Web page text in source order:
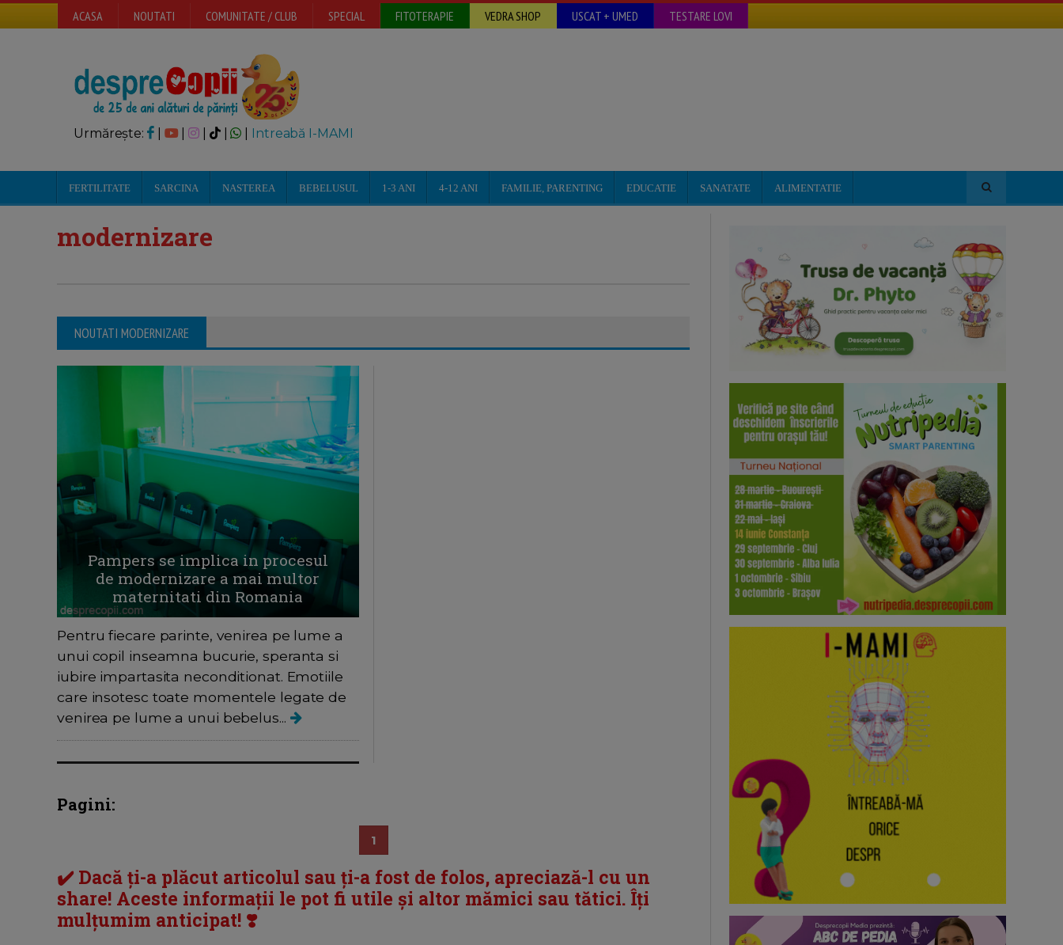
ACASA NOUTATI COMUNITATE / CLUB SPECIAL FITOTERAPIE VEDRA SHOP USCAT + UMED TESTARE LOVI
Urmărește: | | Intreabă I-MAMI
FERTILITATE SARCINA NASTEREA BEBELUSUL 1-3 ANI 4-12 ANI FAMILIE, PARENTING EDUCATIE SANATATE ALIMENTATIE
modernizare
NOUTATI MODERNIZARE
Pampers se implica in procesul
de modernizare a mai multor
maternitati din Romania
Pentru fiecare parinte, venirea pe lume a
unui copil inseamna bucurie, speranta si
iubire impartasita neconditionat. Emotiile
care insotesc toate momentele legate de
venirea pe lume a unui bebelus...
Pagini:
1
✔️ Dacă ți-a plăcut articolul sau ți-a fost de folos, apreciază-l cu un
share! Aceste informații le pot fi utile și altor mămici sau tătici. Îți
mulțumim anticipat! ❣️